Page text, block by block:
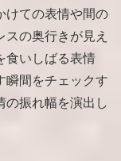
けての表情や間の
の奥行きが見え
食いしばる表情
瞬間をチェックす
の振れ幅を演出し